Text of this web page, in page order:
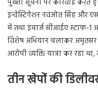
इन्वेस्टिगेशन नवजोत सिंह और
में तथा इंचार्ज सीआईए स्टाफ-
विशेष अभियान चलाकर अमृतसर
आरोपी व्यक्ति यात्रा कर रहा
तीन खेपों की